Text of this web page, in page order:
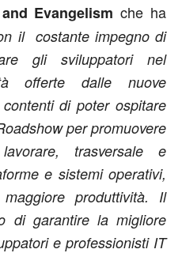
Evangelism che ha
il costante impegno di
gli sviluppatori nel
offerte dalle nuove
di poter ospitare
per promuovere
trasversale e
e sistemi operativi,
produttività. Il
di garantire la migliore
e professionisti IT